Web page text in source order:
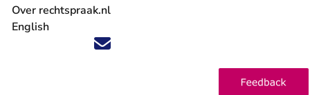
Volg ons op X (Twitter) - U verlaat Rechtspraak.nl
Volg ons op Facebook - U verlaat Rechtspraak.nl
Volg ons op Instagram - U verlaat Rechtspraak.nl
Volg ons op Youtube - U verlaat Rechtspraak.nl
Volg ons op LinkedIn - U verlaat
'Blijf op de hoogte' nieuwsbrief - U verlaat
Over rechtspraak.nl
English